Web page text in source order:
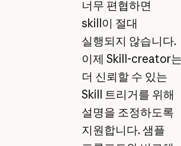
너무 편협하면
skill이 절대
실행되지 않습니다.
이제 Skill-creator는
더 신뢰할 수 있는
Skill 트리거를 위해
설명을 조정하도록
지원합니다. 샘플